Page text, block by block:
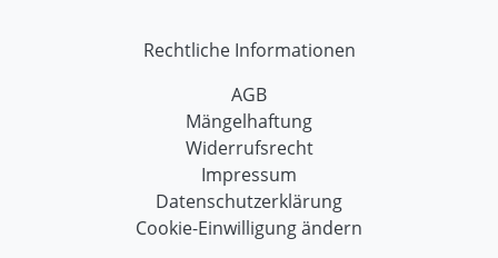
Rechtliche Informationen
AGB
Mängelhaftung
Widerrufsrecht
Impressum
Datenschutzerklärung
Cookie-Einwilligung ändern